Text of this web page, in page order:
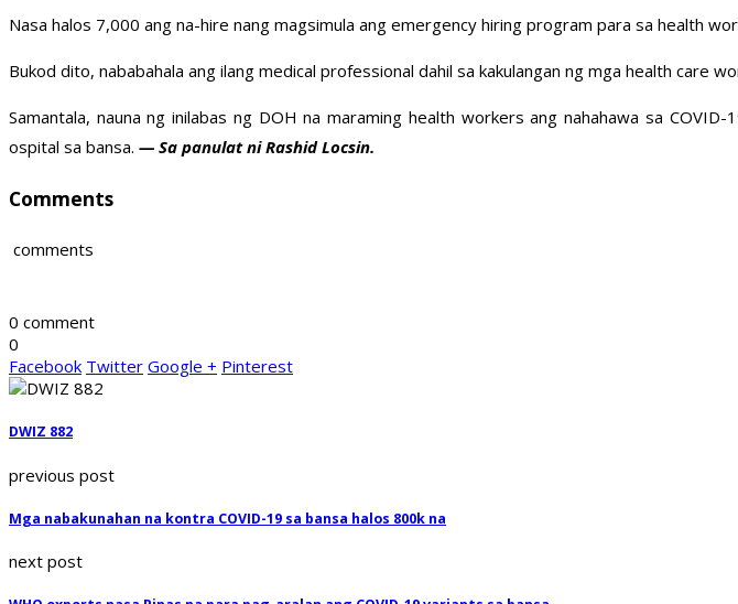
Nasa halos 7,000 ang na-hire nang magsimula ang emergency hiring program para sa health
Bukod dito, nababahala ang ilang medical professional dahil sa kakulangan ng mga health care
Samantala, nauna ng inilabas ng DOH na maraming health workers ang nahahawa sa
ospital sa bansa. — Sa panulat ni Rashid Locsin.
Comments
comments
0 comment
0
Facebook Twitter Google + Pinterest
DWIZ 882
previous post
Mga nabakunahan na kontra COVID-19 sa bansa halos 800k na
next post